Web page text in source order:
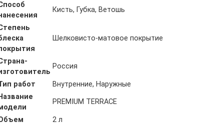
Кисть, Губка, Ветошь
Шелковисто-матовое покрытие
Россия
работ
Внутренние, Наружные
PREMIUM TERRACE
2 л